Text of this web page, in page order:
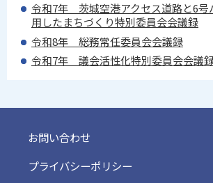
令和7年 茨城空港アクセス道路と6号
用したまちづくり特別委員会会議録
令和8年 総務常任委員会会議録
令和7年 議会活性化特別委員会会議
お問い合わせ
プライバシーポリシー